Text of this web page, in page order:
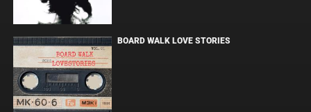
BOARD WALK LOVE STORIES